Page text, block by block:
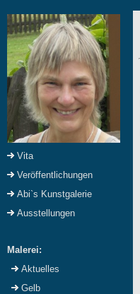
Vita
Veröffentlichungen
Abi`s Kunstgalerie
Ausstellungen
Malerei:
Aktuelles
Gelb